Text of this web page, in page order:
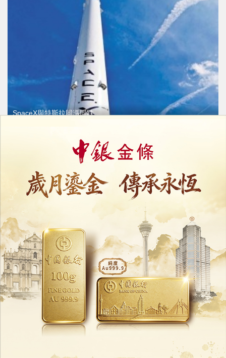
SpaceX與特斯拉同漲同跌
32440
SpaceX與特斯拉同漲同跌
馬斯克概念股暫未分流
02/07/2026 25607